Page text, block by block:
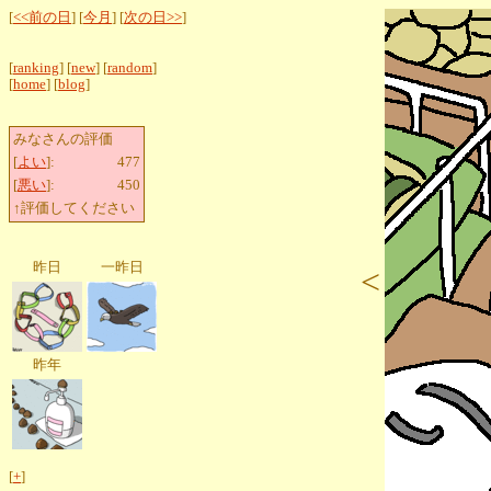
[<<前の日 ] [今月 ] [次の日>>]
[ranking] [new] [random]
[home] [blog]
みなさんの評価
[よい]:
477
[悪い]:
450
↑評価してください
昨日 一昨日
昨年
[+]
<